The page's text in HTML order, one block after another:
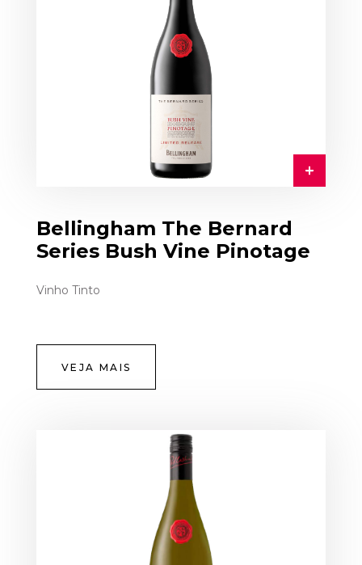
Bellingham The Bernard
Series Bush Vine Pinotage
Vinho Tinto
VEJA MAIS